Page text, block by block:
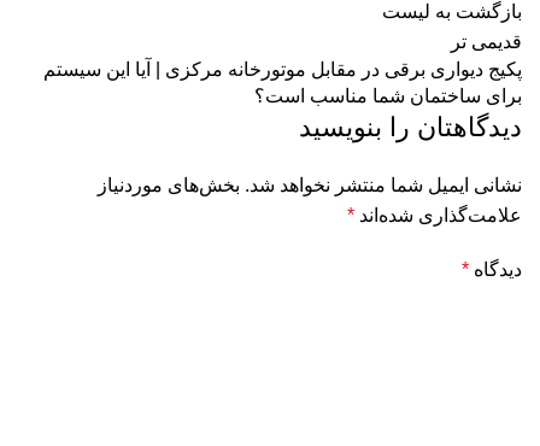
بازگشت به لیست
قدیمی تر
پکیج دیواری برقی در مقابل موتورخانه مرکزی | آیا این سیستم
برای ساختمان شما مناسب است؟
دیدگاهتان را بنویسید
نشانی ایمیل شما منتشر نخواهد شد. بخش‌های موردنیاز
علامت‌گذاری شده‌اند *
دیدگاه *